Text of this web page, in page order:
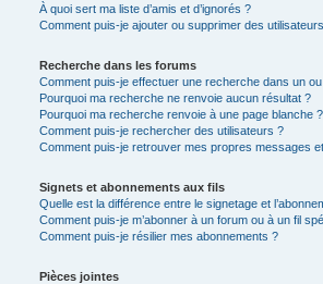
À quoi sert ma liste d’amis et d’ignorés ?
Comment puis-je ajouter ou supprimer des
Recherche dans les forums
Comment puis-je effectuer une recherche dans un
Pourquoi ma recherche ne renvoie aucun résultat ?
Pourquoi ma recherche renvoie à une page blanche
Comment puis-je rechercher des utilisateurs ?
Comment puis-je retrouver mes propres messages
Signets et abonnements aux fils
Quelle est la différence entre le signetage et
Comment puis-je m’abonner à un forum ou à un fil
Comment puis-je résilier mes abonnements ?
Pièces jointes